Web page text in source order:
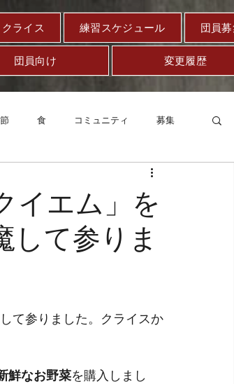
ライス 練習スケジュール 団員
団員向け 変更履歴
食 コミュニティ 募集
イエム」を
て参りま
て参りました。クライスか
鮮なお野菜を購入しまし